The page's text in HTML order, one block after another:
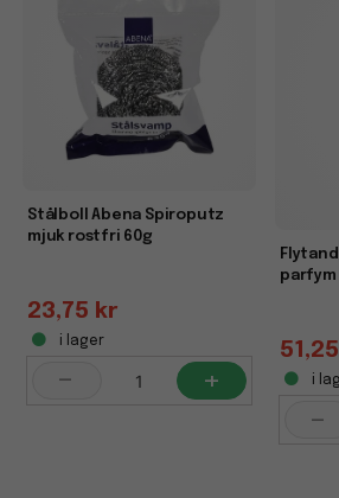
Stålboll Abena Spiroputz
mjuk rostfri 60g
23,75 kr
i lager
- +
parfym
i
-